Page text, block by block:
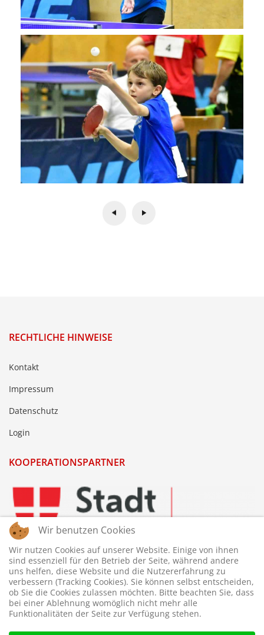
RECHTLICHE HINWEISE
Kontakt
Impressum
Datenschutz
Login
KOOPERATIONSPARTNER
Wir benutzen Cookies
Wir nutzen Cookies auf unserer Website. Einige von ihnen
sind essenziell für den Betrieb der Seite, während andere
uns helfen, diese Website und die Nutzererfahrung zu
verbessern (Tracking Cookies). Sie können selbst entscheiden,
ob Sie die Cookies zulassen möchten. Bitte beachten Sie, dass
bei einer Ablehnung womöglich nicht mehr alle
Funktionalitäten der Seite zur Verfügung stehen.